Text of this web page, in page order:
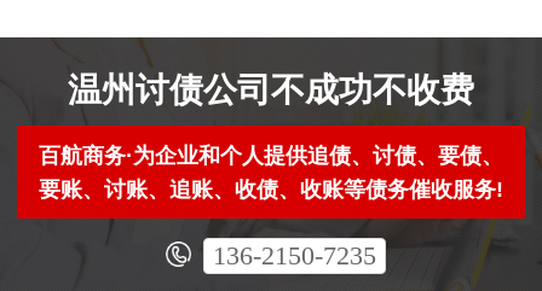
温州讨债公司不成功不收费
百航商务·为企业和个人提供追债、讨债、要债、
要账、讨账、追账、收债、收账等债务催收服务!
136-2150-7235